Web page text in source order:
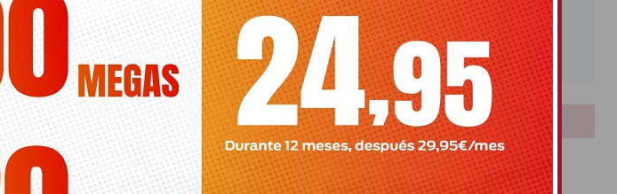
reciclaje en la hostelería
LOTERIAS
Bonoloto
Primitiva